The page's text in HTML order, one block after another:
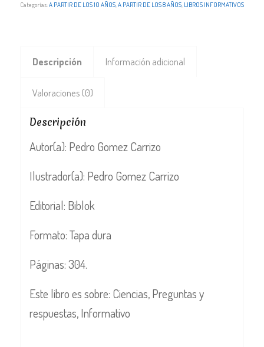
Categorías:A PARTIR DE LOS 10 AÑOS,A PARTIR DE LOS 8 AÑOS, LIBROS INFORMATIVOS
Descripción Información adicional
Valoraciones (0)
Descripción
Autor(a): Pedro Gomez Carrizo
Ilustrador(a): Pedro Gomez Carrizo
Editorial: Biblok
Formato: Tapa dura
Páginas: 304.
Este libro es sobre: Ciencias, Preguntas y
respuestas, Informativo